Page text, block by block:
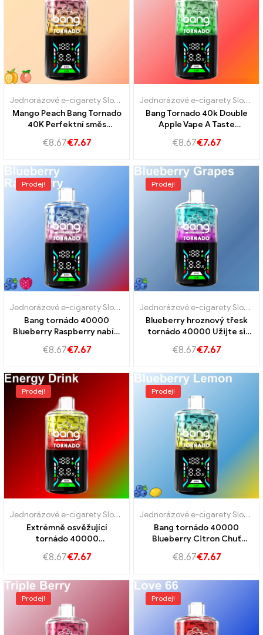
Jednorázové e-cigarety Slovensko ,Jednorázové e-cigarety
Mango Peach Bang Tornado
40K Perfektní směs
broskev
€8.67€7.67
Jednorázové e-cigarety Slovensko
Bang Tornado 40k Double
Apple Vape A Taste
fanoušky vapingu
€8.67€7.67
Prodej!
Jednorázové e-cigarety Slovensko ,Jednorázové e-cigarety
Bang tornádo 40000
Blueberry Raspberry nabízí
€8.67€7.67
Prodej!
Jednorázové e-cigarety Slovensko
Blueberry hroznový třesk
tornádo 40000 Užijte si
hroznů
€8.67€7.67
Prodej!
Jednorázové e-cigarety Slovensko ,Jednorázové e-cigarety
Extrémně osvěžující
tornádo 40000
energetického nápoje
€8.67€7.67
Prodej!
Jednorázové e-cigarety Slovensko
Bang tornádo 40000
Blueberry Citron Chuť
€8.67€7.67
Prodej! Prodej!